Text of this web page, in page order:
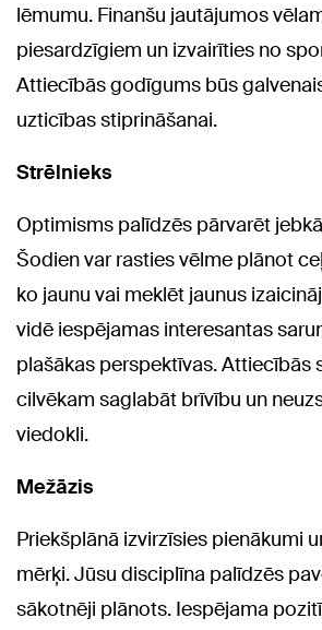
lēmumu. Finanšu jautājumos
piesardzīgiem un izvairīties no
Attiecībās godīgums būs
uzticības stiprināšanai.
Strēlnieks
Optimisms palīdzēs pārvarēt
Šodien var rasties vēlme plānot
ko jaunu vai meklēt jaunus
vidē iespējamas interesantas
plašākas perspektīvas. Attiecībās
cilvēkam saglabāt brīvību un
viedokli.
Mežāzis
Priekšplānā izvirzīsies pienākumi
mērķi. Jūsu disciplīna palīdzēs
sākotnēji plānots. Iespējama